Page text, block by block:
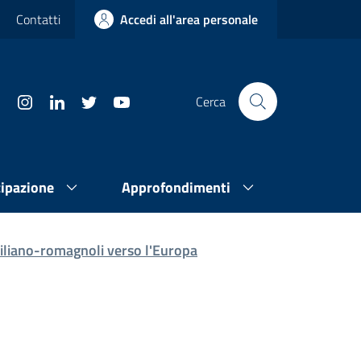
Contatti Accedi all'area personale
Cerca
Approfondimenti
romagnoli verso l'Europa